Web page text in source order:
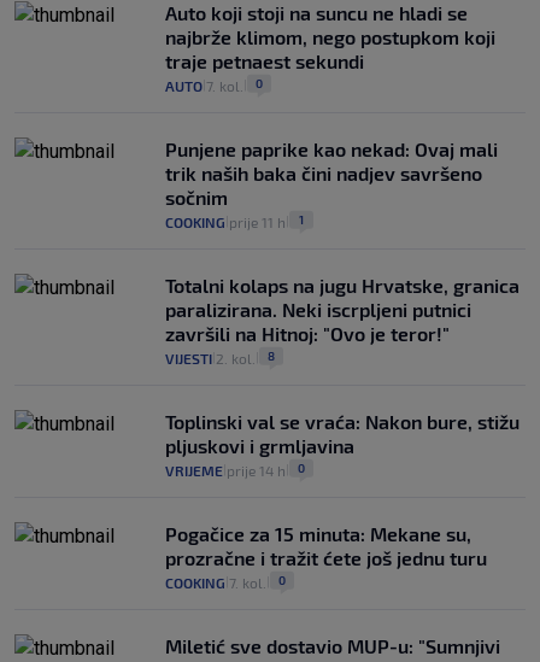
Auto koji stoji na suncu ne hladi se
najbrže klimom, nego postupkom koji
traje petnaest sekundi
AUTO 7. kol. 0
Punjene paprike kao nekad: Ovaj mali
trik naših baka čini nadjev savršeno
sočnim
COOKING prije 11 h 1
Totalni kolaps na jugu Hrvatske, granica
paralizirana. Neki iscrpljeni putnici
završili na Hitnoj: "Ovo je teror!"
VIJESTI 2. kol. 8
Toplinski val se vraća: Nakon bure, stižu
pljuskovi i grmljavina
VRIJEME prije 14 h 0
Pogačice za 15 minuta: Mekane su,
prozračne i tražit ćete još jednu turu
COOKING 7. kol. 0
Miletić sve dostavio MUP-u: "Sumnjivi